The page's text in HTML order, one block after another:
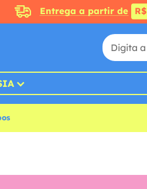
Entrega a partir de